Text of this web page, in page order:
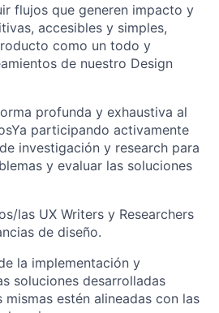
flujos que generen impacto y
accesibles y simples,
como un todo y
de nuestro Design
profunda y exhaustiva al
participando activamente
investigación y research para
y evaluar las soluciones
las UX Writers y Researchers
de diseño.
la implementación y
soluciones desarrolladas
estén alineadas con las